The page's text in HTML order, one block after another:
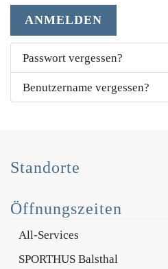
ANMELDEN
Passwort vergessen?
Benutzername vergessen?
Standorte
Öffnungszeiten
All-Services
SPORTHUS Balsthal